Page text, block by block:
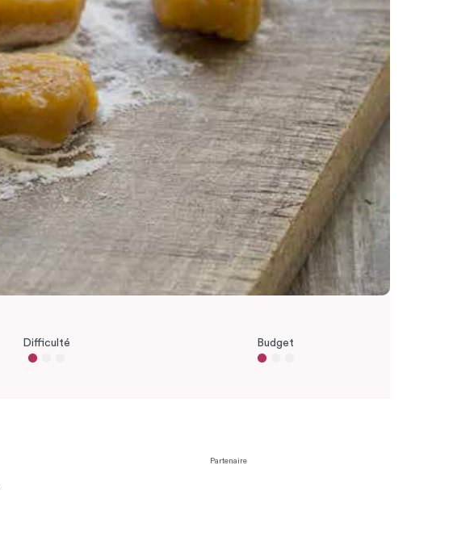
Difficulté Budget
Partenaire